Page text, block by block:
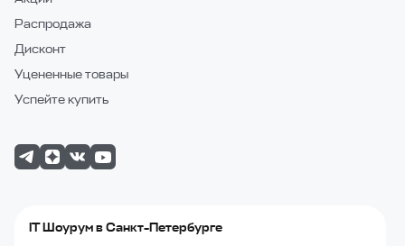
Распродажа
Дисконт
Уцененные товары
Успейте купить
IT Шоурум в Санкт-Петербурге